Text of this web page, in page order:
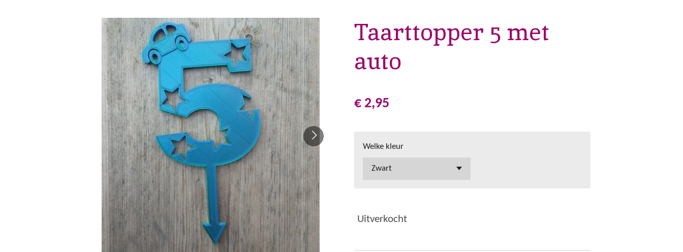
Taarttopper 5 met
auto
€ 2,95
Welke kleur
Uitverkocht